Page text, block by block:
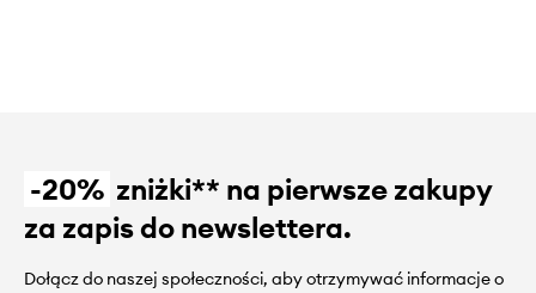
-20% zniżki** na pierwsze zakupy
za zapis do newslettera.
Dołącz do naszej społeczności, aby otrzymywać informacje o